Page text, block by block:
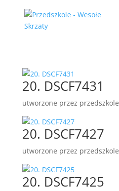
20. DSCF7431
utworzone przez przedszkole
20. DSCF7427
utworzone przez przedszkole
20. DSCF7425